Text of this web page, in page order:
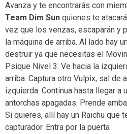
Avanza y te encontrarás con
Team Dim Sun quienes te
vez que los venzas, escaparán y
la máquina de arriba. Al lado hay
destruir ya que necesitas el
Psique Nivel 3. Ve hacia la
arriba. Captura otro Vulpix, sal de
izquierda. Continua hasta llegar a
antorchas apagadas. Prende
Si quieres, allí hay un Raichu que
capturador. Entra por la puerta